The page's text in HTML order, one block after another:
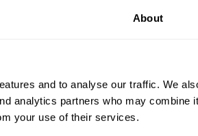
About
and to analyse our traffic. We
analytics partners who may combine
your use of their services.
en su puesto específico. Se basa
que la persona cumple con
exigen tanto certificados de
el responsable, pero implica la
al trabajador de forma pasiva.